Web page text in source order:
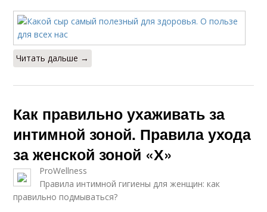
Читать дальше →
Как правильно ухаживать за
интимной зоной. Правила ухода
за женской зоной «Х»
ProWellness
Правила интимной гигиены для женщин: как
правильно подмываться?